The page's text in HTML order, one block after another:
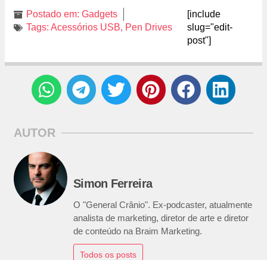
Postado em: Gadgets
Tags: Acessórios USB, Pen Drives
[include
slug="edit-
post"]
AUTOR
Simon Ferreira
O "General Crânio". Ex-podcaster, atualmente
analista de marketing, diretor de arte e diretor
de conteúdo na Braim Marketing.
Todos os posts